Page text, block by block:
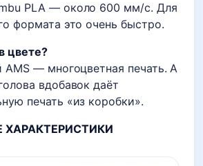
PLA — около 600 мм/с. Для
формата это очень быстро.
цвете?
— многоцветная печать. А
вдобавок даёт
печать «из коробки».
ХАРАКТЕРИСТИКИ